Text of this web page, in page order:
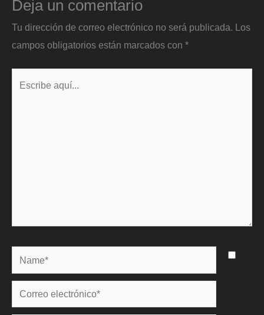
Deja un comentario
Tu dirección de correo electrónico no será publicada.
Los
campos obligatorios están marcados con *
Name*
Correo
electrónico*